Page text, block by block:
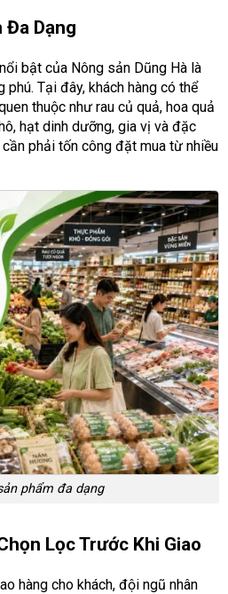
Đa Dạng
bật của Nông sản Dũng Hà là
Tại đây, khách hàng có thể
thuộc như rau củ quả, hoa quả
hạt dinh dưỡng, gia vị và đặc
phải tốn công đặt mua từ nhiều
phẩm đa dạng
Lọc Trước Khi Giao
hàng cho khách, đội ngũ nhân